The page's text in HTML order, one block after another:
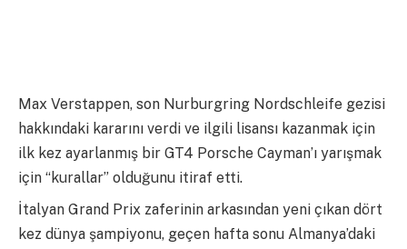
Max Verstappen, son Nurburgring Nordschleife gezisi
hakkındaki kararını verdi ve ilgili lisansı kazanmak için
ilk kez ayarlanmış bir GT4 Porsche Cayman’ı yarışmak
için “kurallar” olduğunu itiraf etti.
İtalyan Grand Prix zaferinin arkasından yeni çıkan dört
kez dünya şampiyonu, geçen hafta sonu Almanya’daki